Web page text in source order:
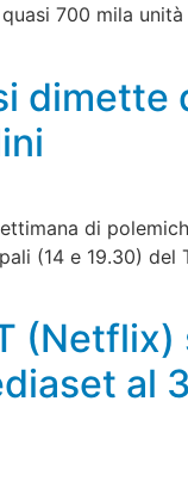
700 mila
dimette
di
(14 e 19.30) del
(Netflix)
al